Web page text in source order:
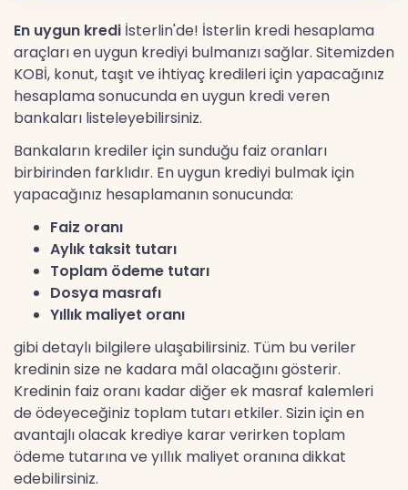
En uygun kredi İsterlin'de! İsterlin kredi hesaplama
araçları en uygun krediyi bulmanızı sağlar. Sitemizden
KOBİ, konut, taşıt ve ihtiyaç kredileri için yapacağınız
hesaplama sonucunda en uygun kredi veren
bankaları listeleyebilirsiniz.
Bankaların krediler için sunduğu faiz oranları
birbirinden farklıdır. En uygun krediyi bulmak için
yapacağınız hesaplamanın sonucunda:
Faiz oranı
Aylık taksit tutarı
Toplam ödeme tutarı
Dosya masrafı
Yıllık maliyet oranı
gibi detaylı bilgilere ulaşabilirsiniz. Tüm bu veriler
kredinin size ne kadara mâl olacağını gösterir.
Kredinin faiz oranı kadar diğer ek masraf kalemleri
de ödeyeceğiniz toplam tutarı etkiler. Sizin için en
avantajlı olacak krediye karar verirken toplam
ödeme tutarına ve yıllık maliyet oranına dikkat
edebilirsiniz.